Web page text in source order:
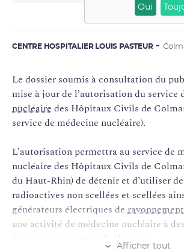
Oui
CENTRE HOSPITALIER LOUIS PASTEUR
Afficher tout
Le dossier soumis à consultation du
mise à jour de l’autorisation du service
nucléaire des Hôpitaux Civils de
service de médecine nucléaire).
L’autorisation permettra au service de
nucléaire des Hôpitaux Civils de
du Haut-Rhin) de détenir et d’utiliser
radioactives non scellées et scellées
générateurs électriques de
une activité de médecine nucléaire à
et de thérapie.